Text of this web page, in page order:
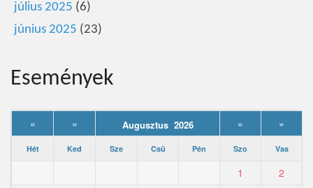
július 2025 (6)
június 2025 (23)
Események
« « Augusztus 2026 » »
Hét Ked Sze Csü Pén Szo Vas
1
2